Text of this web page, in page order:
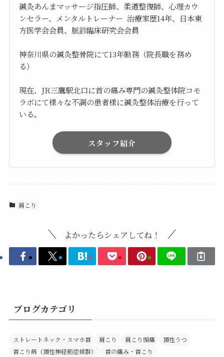
鍼灸あんまマッサージ指圧師、柔道整復師、心理カウ
ンセラー、メンタルトレーナー 治療家歴14年、日本東
方医学会会員、脈診臨床研究会会員
神奈川県の鍼灸整骨院にて13年勤務（院長職を務め
る）
現在、JR三鷹駅北口に首の痛み専門の鍼灸整体院コモ
ラボにて様々な不調の患者様に鍼灸整体治療を行って
いる。
スタッフ紹介
肩こり
よかったらシェアしてね！
ブログカテゴリ
ストレートネック・スマホ首 肩こり 肩こり頭痛
頚性うつ
首こり病（頚性神経筋症候群）
首の痛み・首こり